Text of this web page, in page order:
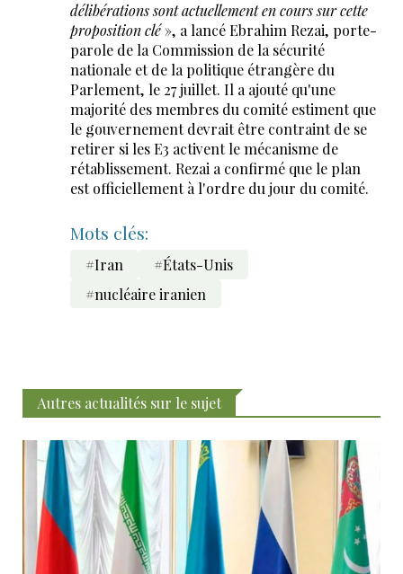
délibérations sont actuellement en cours sur cette
proposition clé», a lancé Ebrahim Rezai, porte-
parole de la Commission de la sécurité
nationale et de la politique étrangère du
Parlement, le 27 juillet. Il a ajouté qu'une
majorité des membres du comité estiment que
le gouvernement devrait être contraint de se
retirer si les E3 activent le mécanisme de
rétablissement. Rezai a confirmé que le plan
est officiellement à l'ordre du jour du comité.
Mots clés:
#Iran
#États-Unis
#nucléaire iranien
Autres actualités sur le sujet